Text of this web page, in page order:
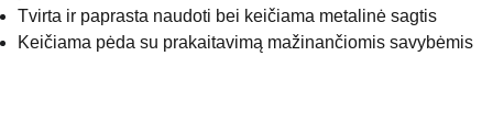
Tvirta ir paprasta naudoti bei keičiama metalinė sagtis
Keičiama pėda su prakaitavimą mažinančiomis savybėmis